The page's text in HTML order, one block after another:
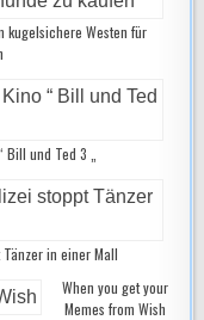
Westen für
und Ted 3 „
in einer Mall
When you get your
Memes from Wish